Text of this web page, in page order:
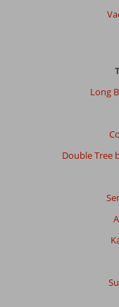
Long
Double Tree